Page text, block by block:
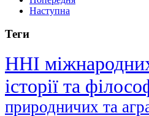
Наступна
Теги
ННІ
історії та
природничих та